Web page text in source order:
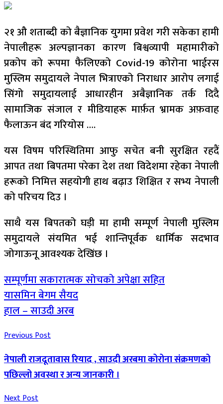
२१ औ शताब्दी को बैज्ञानिक युगमा प्रवेश गरी सकेका हामी
नेपालीहरू अल्पज्ञानका कारण बिश्वव्यापी महामारीको
प्रकोप को रूपमा फैलिएको Covid-19 कोरोना भाईरस
मुस्लिम समुदायले नेपाल भित्राएको निराधार आरोप लगाई
सिंगो समुदायलाई आधारहीन अबैज्ञानिक तर्क दिदै
सामाजिक संजाल र मीडियाहरू मार्फ़त भ्रामक अफ़वाह
फैलाऊन बंद गरियोस ….
यस विषम परिस्थितिमा आफु सचेत बनी सुरक्षित रहदैं
आपत तथा बिपतमा परेका देश तथा विदेशमा रहेका नेपाली
हरूको निमित्त सहयोगी हाथ बढ़ाउ शिक्षित र सभ्य नेपाली
को परिचय दिउ ।
साथै यस बिपतको घड़ी मा हामी सम्पूर्ण नेपाली मुस्लिम
समुदायले संयमित भई शान्तिपूर्वक धार्मिक सदभाव
जोगाऊनू आवश्यक देखिंछ ।
सम्पूर्णमा सकारात्मक सोचको अपेक्षा सहित
यासमिन बेगम सैयद
हाल – साउदी अरब
Previous Post
नेपाली राजदूतावास रियाद , साउदी अरबमा कोरोना संक्रमणको
पछिल्लो अवस्था र अन्य जानकारी ।
Next Post